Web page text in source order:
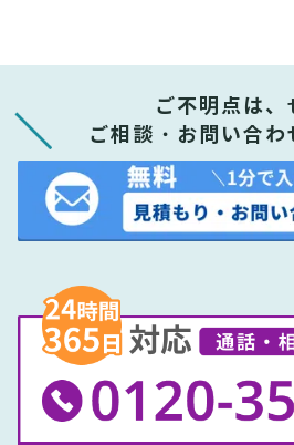
ご不明点は、
ご相談・お問い合わ